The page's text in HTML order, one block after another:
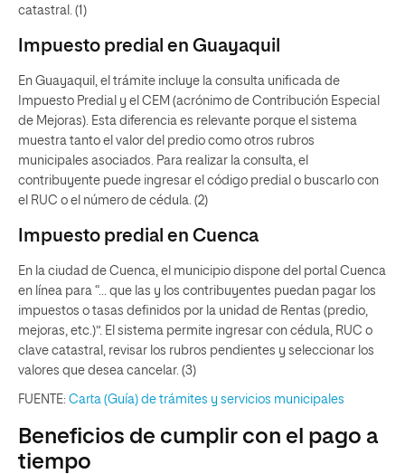
catastral. (1)
Impuesto predial en Guayaquil
En Guayaquil, el trámite incluye la consulta unificada de
Impuesto Predial y el CEM (acrónimo de Contribución Especial
de Mejoras). Esta diferencia es relevante porque el sistema
muestra tanto el valor del predio como otros rubros
municipales asociados. Para realizar la consulta, el
contribuyente puede ingresar el código predial o buscarlo con
el RUC o el número de cédula. (2)
Impuesto predial en Cuenca
En la ciudad de Cuenca, el municipio dispone del portal Cuenca
en línea para “… que las y los contribuyentes puedan pagar los
impuestos o tasas definidos por la unidad de Rentas (predio,
mejoras, etc.)”. El sistema permite ingresar con cédula, RUC o
clave catastral, revisar los rubros pendientes y seleccionar los
valores que desea cancelar. (3)
FUENTE: Carta (Guía) de trámites y servicios municipales
Beneficios de cumplir con el pago a
tiempo